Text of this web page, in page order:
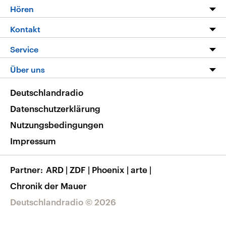
Programm
Die Nachrichten
Nachrichtenleicht
Neue Beiträge auf dlf.de
Hören
Livestream
Podcasts
Deutschlandfunk App
Nachrichten App
Frequenzen
Kontakt
Hörerservice
Service
FAQ
Veranstaltungen
Musikliste
RSS
Über uns
Barrierefreiheit
Deutschlandradio © 2026
Deutschlandradio
Datenschutzerklärung
Nutzungsbedingungen
Impressum
Partner ARD | ZDF | Phoenix | arte |
Chronik der Mauer